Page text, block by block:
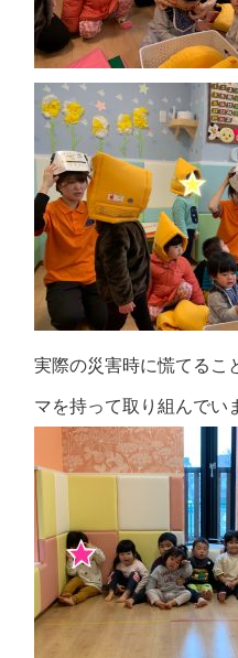
実際の災害時に慌てるこ
マを持って取り組んでい